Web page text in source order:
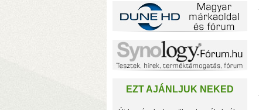
NEO
NEON
Nice
Noname
NorStone
NorthQ
Omega Optical
EZT AJÁNLJUK NEKED